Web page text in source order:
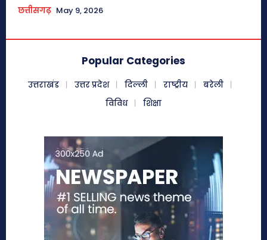
छत्तीसगढ़ May 9, 2026
Popular Categories
उत्तराखंड उत्तर प्रदेश दिल्ली राष्ट्रीय
बरेली
विविध
शिक्षा